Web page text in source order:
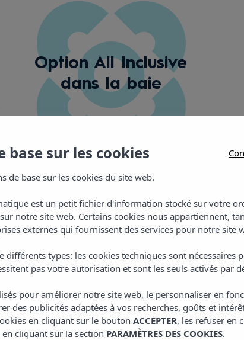
Option All Inclusive
dans la baie
Galerie
sur les cookies
de base sur les cookies du site web.
est un petit fichier d'information stocké sur votre
notre site web. Certains cookies nous appartiennent,
externes qui fournissent des services pour notre site
différents types: les cookies techniques sont nécessaires
pas votre autorisation et sont les seuls activés par
pour améliorer notre site web, le personnaliser en
des publicités adaptées à vos recherches, goûts et
en cliquant sur le bouton ACCEPTER, les refuser en
cliquant sur la section PARAMÈTRES DES COOKIES.